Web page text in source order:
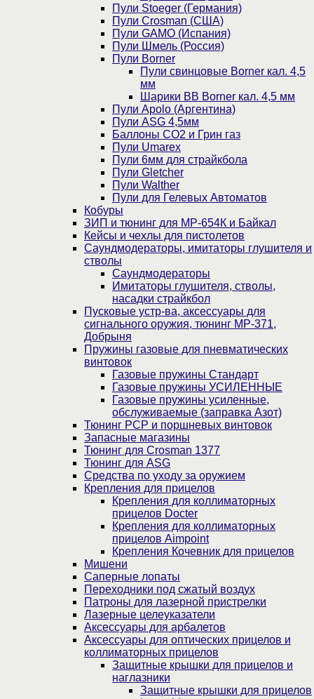
Пули Stoeger (Германия)
Пули Crosman (США)
Пули GAMO (Испания)
Пули Шмель (Россия)
Пули Borner
Пули свинцовые Borner кал. 4,5
мм
Шарики BB Borner кал. 4,5 мм
Пули Apolo (Аргентина)
Пули ASG 4,5мм
Баллоны CO2 и Грин газ
Пули Umarex
Пули 6мм для страйкбола
Пули Gletcher
Пули Walther
Пули для Гелевых Автоматов
Кобуры
ЗИП и тюнинг для МР-654К и Байкал
Кейсы и чехлы для пистолетов
Саундмодераторы, имитаторы глушителя и
стволы
Саундмодераторы
Имитаторы глушителя, стволы,
насадки страйкбол
Пусковые устр-ва, аксессуары для
сигнального оружия, тюнинг МР-371,
Добрыня
Пружины газовые для пневматических
винтовок
Газовые пружины Стандарт
Газовые пружины УСИЛЕННЫЕ
Газовые пружины усиленные,
обслуживаемые (заправка Азот)
Тюнинг PCP и поршневых винтовок
Запасные магазины
Тюнинг для Crosman 1377
Тюнинг для ASG
Средства по уходу за оружием
Крепления для прицелов
Крепления для коллиматорных
прицелов Docter
Крепления для коллиматорных
прицелов Aimpoint
Крепления Кочевник для прицелов
Мишени
Саперные лопаты
Переходники под сжатый воздух
Патроны для лазерной пристрелки
Лазерные целеуказатели
Аксессуары для арбалетов
Аксессуары для оптических прицелов и
коллиматорных прицелов
Защитные крышки для прицелов и
наглазники
Защитные крышки для прицелов